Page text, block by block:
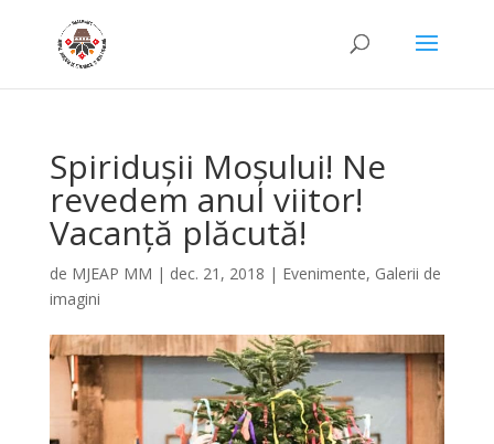
Spiridușii Moșului! Ne
revedem anul viitor!
Vacanță plăcută!
de MJEAP MM | dec. 21, 2018 | Evenimente, Galerii de
imagini